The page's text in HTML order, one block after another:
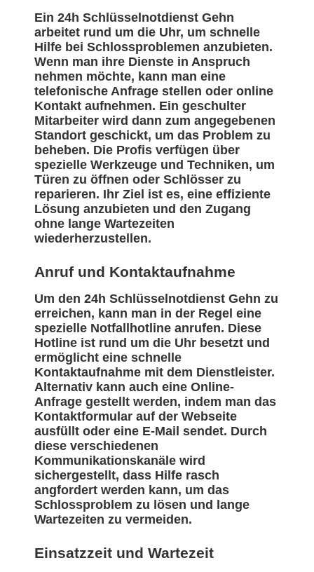
Ein 24h Schlüsselnotdienst Gehn
arbeitet rund um die Uhr, um schnelle
Hilfe bei Schlossproblemen anzubieten.
Wenn man ihre Dienste in Anspruch
nehmen möchte, kann man eine
telefonische Anfrage stellen oder online
Kontakt aufnehmen. Ein geschulter
Mitarbeiter wird dann zum angegebenen
Standort geschickt, um das Problem zu
beheben. Die Profis verfügen über
spezielle Werkzeuge und Techniken, um
Türen zu öffnen oder Schlösser zu
reparieren. Ihr Ziel ist es, eine effiziente
Lösung anzubieten und den Zugang
ohne lange Wartezeiten
wiederherzustellen.
Anruf und Kontaktaufnahme
Um den 24h Schlüsselnotdienst Gehn zu
erreichen, kann man in der Regel eine
spezielle Notfallhotline anrufen. Diese
Hotline ist rund um die Uhr besetzt und
ermöglicht eine schnelle
Kontaktaufnahme mit dem Dienstleister.
Alternativ kann auch eine Online-
Anfrage gestellt werden, indem man das
Kontaktformular auf der Webseite
ausfüllt oder eine E-Mail sendet. Durch
diese verschiedenen
Kommunikationskanäle wird
sichergestellt, dass Hilfe rasch
angfordert werden kann, um das
Schlossproblem zu lösen und lange
Wartezeiten zu vermeiden.
Einsatzzeit und Wartezeit